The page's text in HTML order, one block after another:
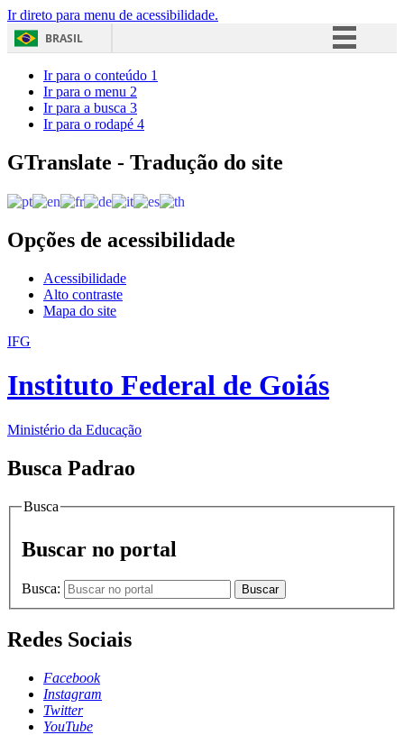
Ir direto para menu de acessibilidade.
BRASIL
Acesso à informação
Ir para o conteúdo 1
Ir para o menu 2
Ir para a busca 3
Ir para o rodapé 4
GTranslate - Tradução do site
Opções de acessibilidade
Acessibilidade
Alto contraste
Mapa do site
IFG
Instituto Federal de Goiás
Ministério da Educação
Busca Padrao
Busca
Buscar no portal
Busca: Buscar
Redes Sociais
Facebook
Instagram
Twitter
YouTube